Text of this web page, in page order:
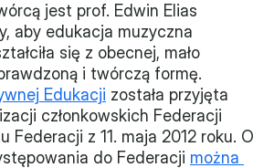
lat
jest prof. Edwin Elias
aby edukacja muzyczna
się z obecnej, mało
i twórczą formę.
Edukacji została przyjęta
członkowskich Federacji
Federacji z 11. maja 2012 roku. O
do Federacji można